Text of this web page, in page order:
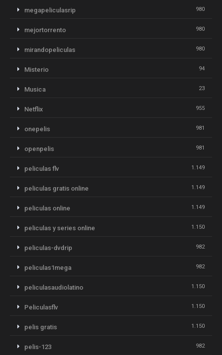
megapeliculasrip 980
mejortorrento 980
mirandopeliculas 980
Misterio 94
Musica 23
Netflix 955
onepelis 981
openpelis 981
peliculas flv 1.149
peliculas gratis online 1.149
peliculas online 1.149
peliculas y series online 1.150
peliculas-dvdrip 982
peliculas1mega 982
peliculasaudiolatino 1.150
Peliculasflv 1.150
pelis gratis 1.150
pelis-123 982